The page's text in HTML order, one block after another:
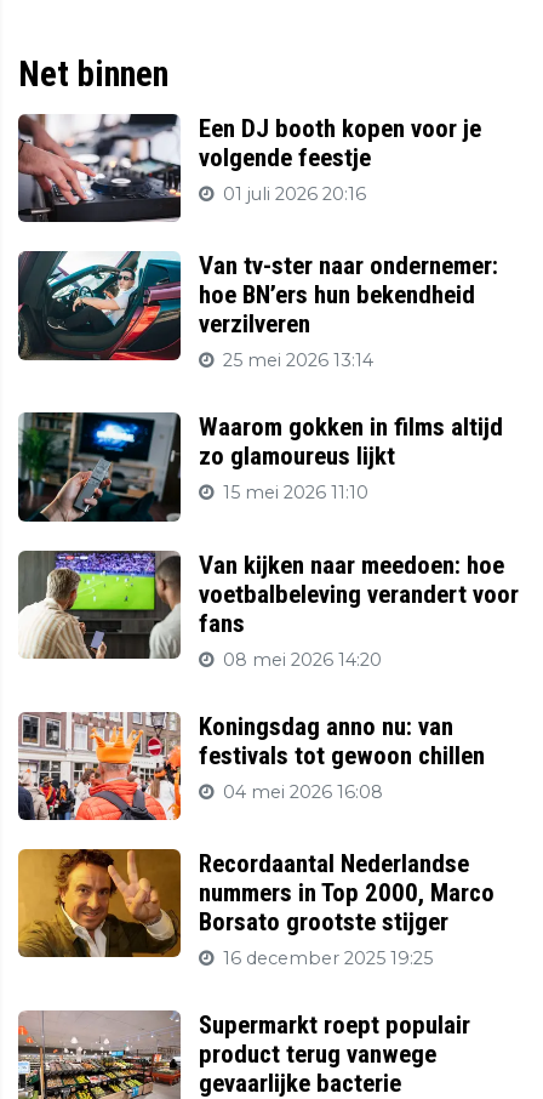
Net binnen
Een DJ booth kopen voor je
volgende feestje
01 juli 2026 20:16
Van tv-ster naar ondernemer:
hoe BN’ers hun bekendheid
verzilveren
25 mei 2026 13:14
Waarom gokken in films altijd
zo glamoureus lijkt
15 mei 2026 11:10
Van kijken naar meedoen: hoe
voetbalbeleving verandert voor
fans
08 mei 2026 14:20
Koningsdag anno nu: van
festivals tot gewoon chillen
04 mei 2026 16:08
Recordaantal Nederlandse
nummers in Top 2000, Marco
Borsato grootste stijger
16 december 2025 19:25
Supermarkt roept populair
product terug vanwege
gevaarlijke bacterie